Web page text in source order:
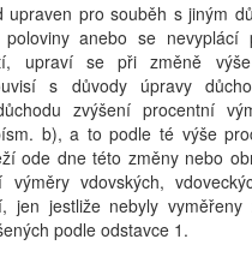
upraven pro souběh s jiným
anebo se nevyplácí
upraví se při změně výše
s důvody úpravy
zvýšení procentní
b), a to podle té výše
ode dne této změny nebo
výměry vdovských,
jen jestliže nebyly vyměřeny
podle odstavce 1.